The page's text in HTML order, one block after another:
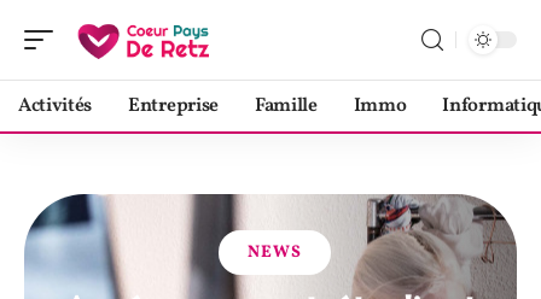
Activités Entreprise Famille Immo
NEWS